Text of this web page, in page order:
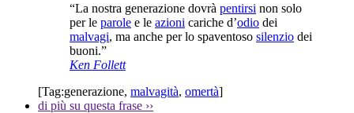
“La nostra generazione dovrà pentirsi non solo
per le parole e le azioni cariche d’odio dei
malvagi, ma anche per lo spaventoso silenzio dei
buoni.”
Ken Follett
[Tag:generazione, malvagità, omertà]
di più su questa frase ››